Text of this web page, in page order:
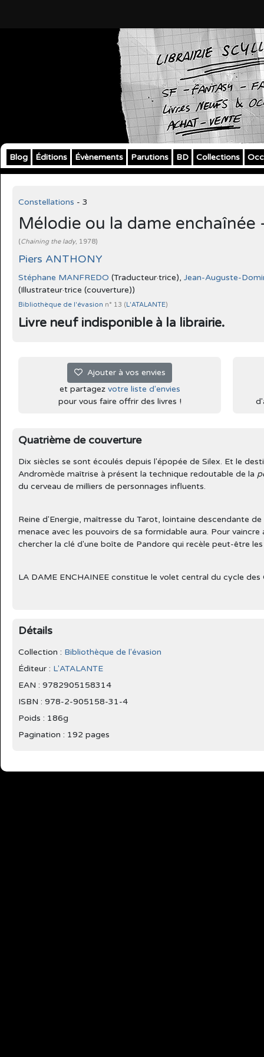
Blog Éditions Évènements Parutions BD Collections
Constellations - 3
Mélodie ou la dame enchaînée
(Chaining the lady, 1978)
Piers ANTHONY
Stéphane MANFREDO (Traducteur·trice), Jean-Auguste-
(Illustrateur·trice (couverture))
Bibliothèque de l'évasion n° 13 (L'ATALANTE)
Livre neuf indisponible à la librairie.
Ajouter à vos envies
et partagez votre liste d'envies
pour vous faire offrir des livres !
Quatrième de couverture
Dix siècles se sont écoulés depuis l'épopée de Silex. Et le
Andromède maîtrise à présent la technique redoutable de la
du cerveau de milliers de personnages influents.
Reine d'Energie, maîtresse du Tarot, lointaine descendante
menace avec les pouvoirs de sa formidable aura. Pour
chercher la clé d'une boîte de Pandore qui recèle peut-être
LA DAME ENCHAINEE constitue le volet central du cycle des
Détails
Collection : Bibliothèque de l'évasion
Éditeur : L'ATALANTE
EAN : 9782905158314
ISBN : 978-2-905158-31-4
Poids : 186g
Pagination : 192 pages